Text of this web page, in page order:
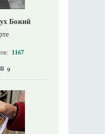
Божий
1167
9